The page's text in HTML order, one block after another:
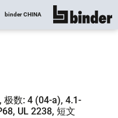
binder CHINA 显示所有
极数: 4 (04-a), 4.1-
UL 2238, 短文